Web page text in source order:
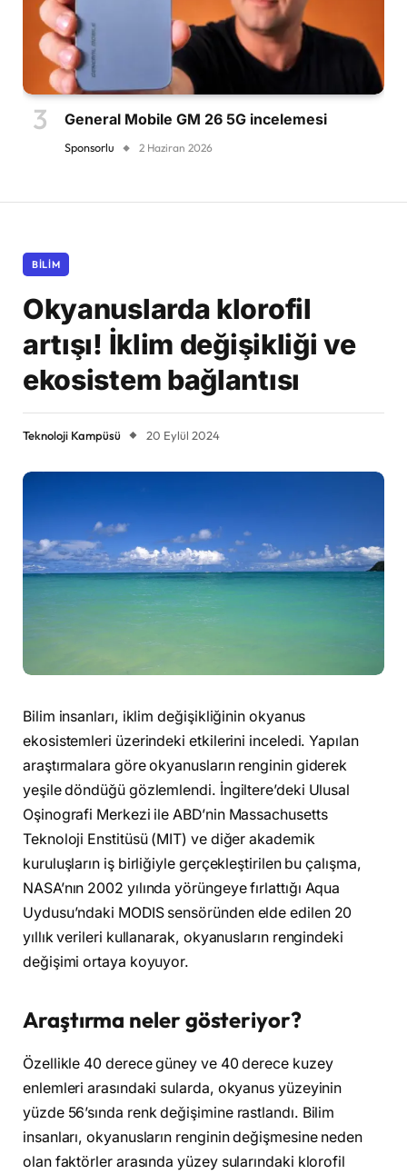
General Mobile GM 26 5G incelemesi
Sponsorlu 2 Haziran 2026
BILIM
Okyanuslarda klorofil
artışı! İklim değişikliği ve
ekosistem bağlantısı
Teknoloji Kampüsü 20 Eylül 2024
Bilim insanları, iklim değişikliğinin okyanus
ekosistemleri üzerindeki etkilerini inceledi. Yapılan
araştırmalara göre okyanusların renginin giderek
yeşile döndüğü gözlemlendi. İngiltere’deki Ulusal
Oşinografi Merkezi ile ABD’nin Massachusetts
Teknoloji Enstitüsü (MIT) ve diğer akademik
kuruluşların iş birliğiyle gerçekleştirilen bu çalışma,
NASA’nın 2002 yılında yörüngeye fırlattığı Aqua
Uydusu’ndaki MODIS sensöründen elde edilen 20
yıllık verileri kullanarak, okyanusların rengindeki
değişimi ortaya koyuyor.
Araştırma neler gösteriyor?
Özellikle 40 derece güney ve 40 derece kuzey
enlemleri arasındaki sularda, okyanus yüzeyinin
yüzde 56’sında renk değişimine rastlandı. Bilim
insanları, okyanusların renginin değişmesine neden
olan faktörler arasında yüzey sularındaki klorofil